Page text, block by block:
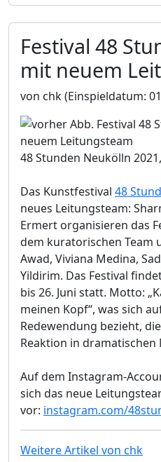
Festival 48
mit neuem
von chk(Einspieldatum:
48 Stunden Neukölln
Das Kunstfestival 48
neues Leitungsteam:
Ermert organisieren das
dem kuratorischen Team
Awad, Viviana Medina,
Yildirim. Das Festival
bis 26. Juni statt. Motto:
meinen Kopf“, was sich
Redewendung bezieht,
Reaktion in
Auf dem Instagram-
sich das neue
vor: instagram.com/
Weitere Artikel von chk